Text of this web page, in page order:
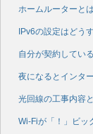
ホームルーターと
IPv6の設定はどう
自分が契約してい
夜になるとインタ
光回線の工事内容
Wi-Fiが「！」ビッ